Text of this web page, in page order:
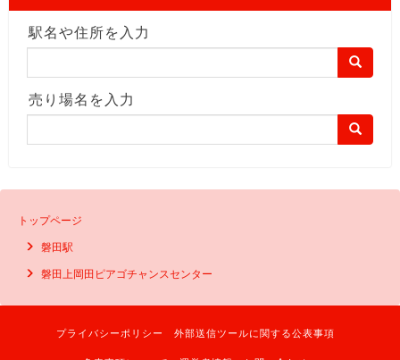
駅名や住所を入力
売り場名を入力
トップページ
磐田駅
磐田上岡田ピアゴチャンスセンター
プライバシーポリシー 外部送信ツールに関する公表事項